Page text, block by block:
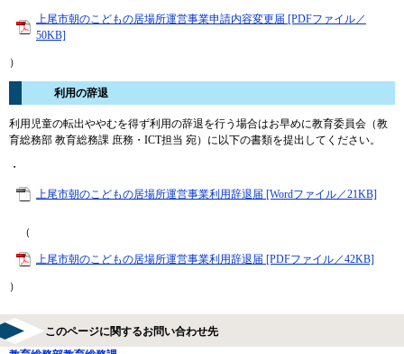
上尾市朝のこどもの居場所運営事業申請内容変更届 [PDFファイル／
50KB]
）
利用の辞退
利用児童の転出ややむを得ず利用の辞退を行う場合はお早めに教育委員会（教
育総務部 教育総務課 庶務・ICT担当 宛）に以下の書類を提出してください。
・
上尾市朝のこどもの居場所運営事業利用辞退届 [Wordファイル／21KB]
（
上尾市朝のこどもの居場所運営事業利用辞退届 [PDFファイル／42KB]
）
このページに関するお問い合わせ先